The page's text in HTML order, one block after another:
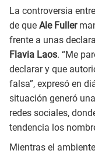
La controversia
de que Ale Fuller
frente a unas
Flavia Laos. “Me
declarar y que
falsa”, expresó en
situación generó
redes sociales,
tendencia los
Mientras el